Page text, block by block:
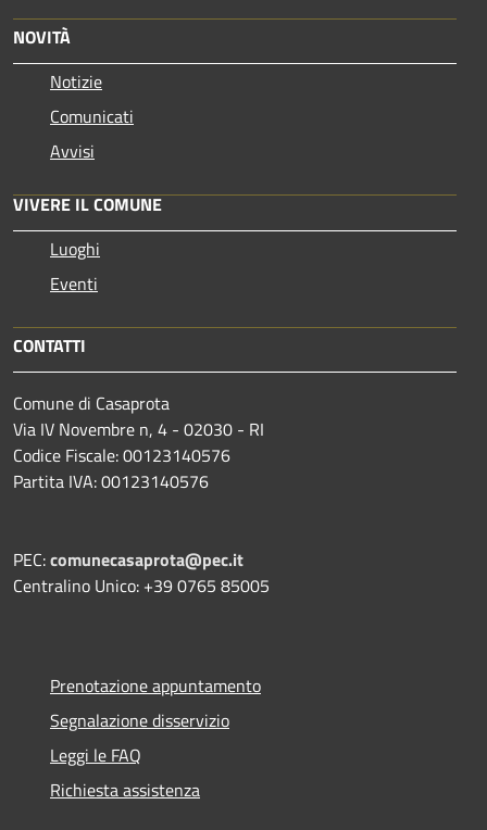
NOVITÀ
Notizie
Comunicati
Avvisi
VIVERE IL COMUNE
Luoghi
Eventi
CONTATTI
Comune di Casaprota
Via IV Novembre n, 4 - 02030 - RI
Codice Fiscale: 00123140576
Partita IVA: 00123140576
PEC:comunecasaprota@pec.it
Centralino Unico: +39 0765 85005
Prenotazione appuntamento
Segnalazione disservizio
Leggi le FAQ
Richiesta assistenza